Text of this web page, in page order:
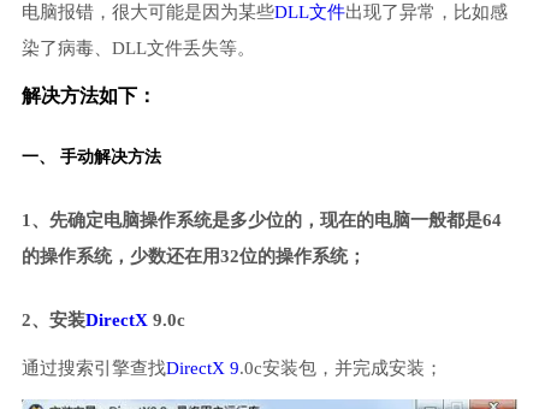
电脑报错，很大可能是因为某些DLL文件出现了异常，比如感
染了病毒、DLL文件丢失等。
解决方法如下：
一、 手动解决方法
1、先确定电脑操作系统是多少位的，现在的电脑一般都是64
的操作系统，少数还在用32位的操作系统；
2、安装DirectX 9.0c
通过搜索引擎查找DirectX 9.0c安装包，并完成安装；